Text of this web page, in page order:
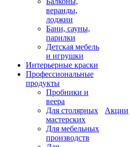
веранды,
лоджии
Бани, сауны,
парилки
Детская мебель
и игрушки
Интерьерные краски
Профессиональные
продукты
Пробники и
веера
Для столярных
мастерских
Для мебельных
производств
Акции